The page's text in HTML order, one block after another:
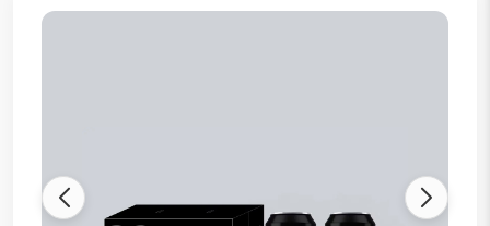
发财桶系列